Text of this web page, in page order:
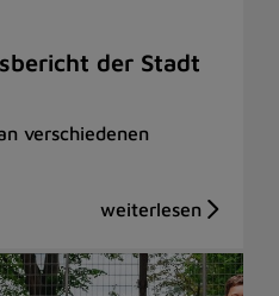
der Stadt
verschiedenen